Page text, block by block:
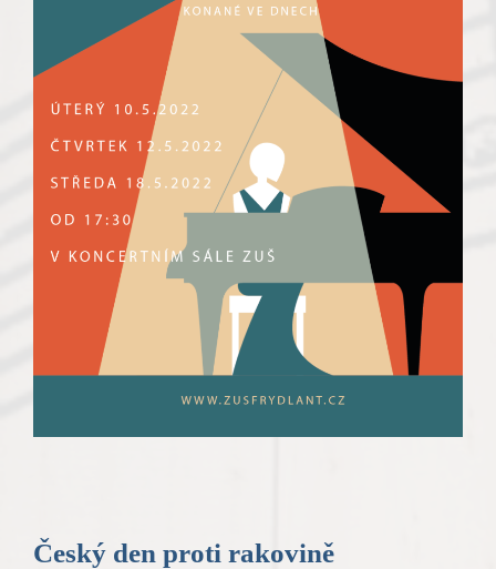
Český den proti rakovině